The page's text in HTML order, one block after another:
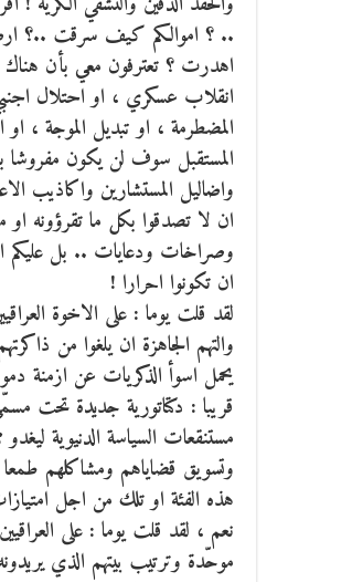
.. ؟ اموالكم كيف سرقت ..؟
اهدرت ؟ تعترفون معي بأن
انقلاب عسكري ، او احتلال
المضطرمة ، او تبديل الموجة ، او
المستقبل سوف لن يكون مفروشا
واضاليل المستشارين واكاذيب
ان لا تصدقوا بكل ما تقرؤونه
وصراخات ودعايات .. بل عليكم ان
ان تكونوا احرارا !
لقد قلت يوما : على الاخوة
والتهم الجاهزة ان يلغوا من
يحمل اسوأ الذكريات عن ازمنة
قريبا : دكتاتورية جديدة تحت
مستنقعات السياسة الدنيوية
وتسويق قضاياهم ومشاكلهم
هذه الفئة او تلك من اجل
نعم ، لقد قلت يوما : على
موحّدة وترتيب بيتهم الذي